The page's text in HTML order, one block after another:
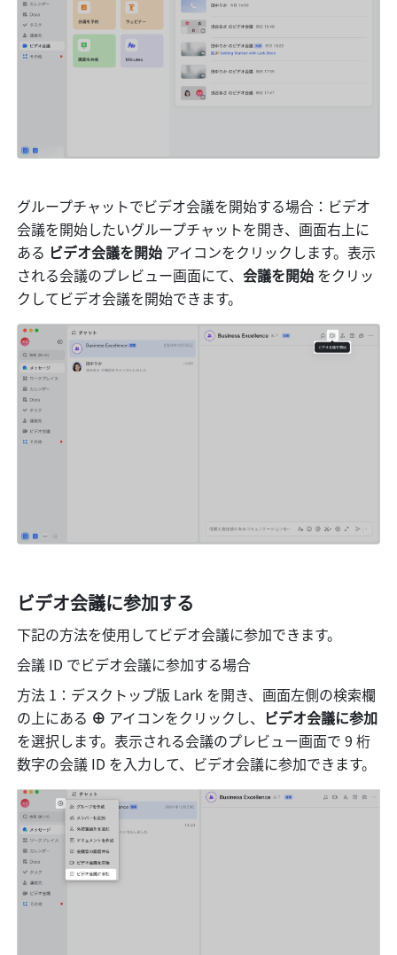
グループチャットでビデオ会議を開始する場合：ビデオ
会議を開始したいグループチャットを開き、画面右上に
ある ビデオ会議を開始 アイコンをクリックします。表示
される会議のプレビュー画面にて、会議を開始 をクリッ
クしてビデオ会議を開始できます。
ビデオ会議に参加する
下記の方法を使用してビデオ会議に参加できます。
会議 ID でビデオ会議に参加する場合
方法 1：デスクトップ版 Lark を開き、画面左側の検索欄
の上にある ⊕ アイコンをクリックし、
を選択します。表示される会議のプレビュー画面で 9 桁
数字の会議 ID を入力して、ビデオ会議に参加できます。